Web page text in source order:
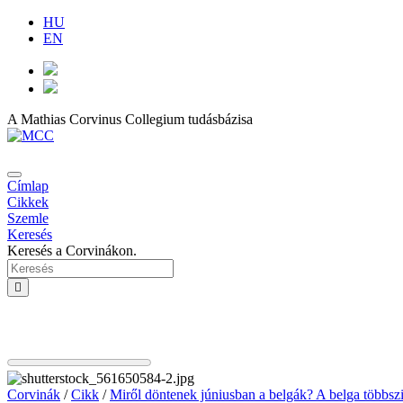
HU
EN
A Mathias Corvinus Collegium tudásbázisa
Címlap
Cikkek
Szemle
Keresés
Keresés a Corvinákon.
Corvinák /Cikk /Miről döntenek júniusban a belgák? A belga